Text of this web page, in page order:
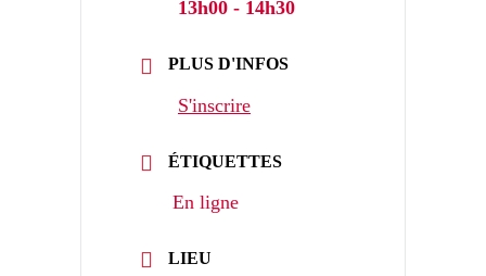
13h00 - 14h30
PLUS D'INFOS
S'inscrire
ÉTIQUETTES
En ligne
LIEU